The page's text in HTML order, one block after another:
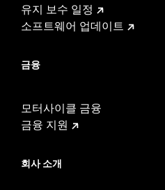
유지 보수 일정
소프트웨어 업데이트
금융
모터사이클 금융
금융 지원
회사 소개